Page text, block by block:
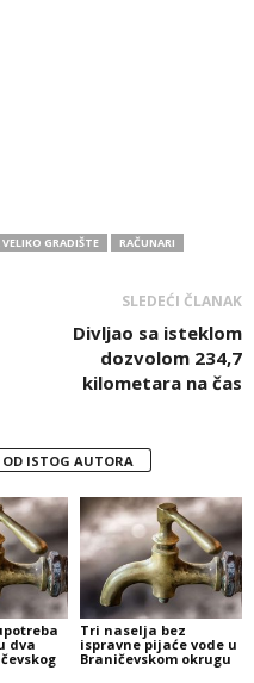
GRADIŠTE RAČUNARI
SLEDEĆI ČLANAK
Divljao sa isteklom
dozvolom 234,7
kilometara na čas
OD ISTOG AUTORA
dva
Tri naselja bez
ispravne pijaće vode u
Braničevskom okrugu